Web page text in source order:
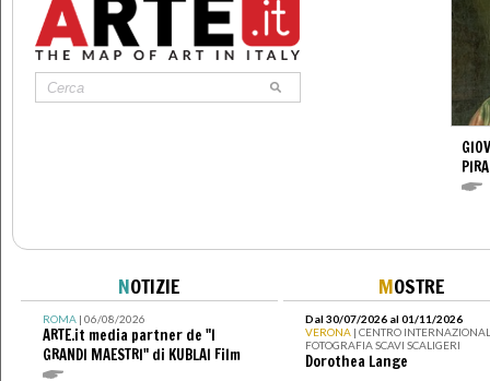
NOTIZIE
ROMA| 06/08/2026
ARTE.it media partner de "I
GRANDI MAESTRI" di KUBLAI Film
MOSTRE
Dal 30/07/2026 al 01/11/2026
VERONA | CENTRO
FOTOGRAFIA SCAVI SCALIGERI
Dorothea Lange